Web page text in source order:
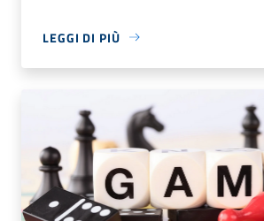
LEGGI DI PIÙ